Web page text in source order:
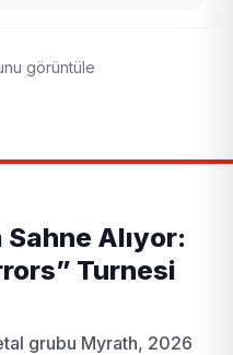
görüntüle
Alıyor:
Turnesi
grubu Myrath, 2026